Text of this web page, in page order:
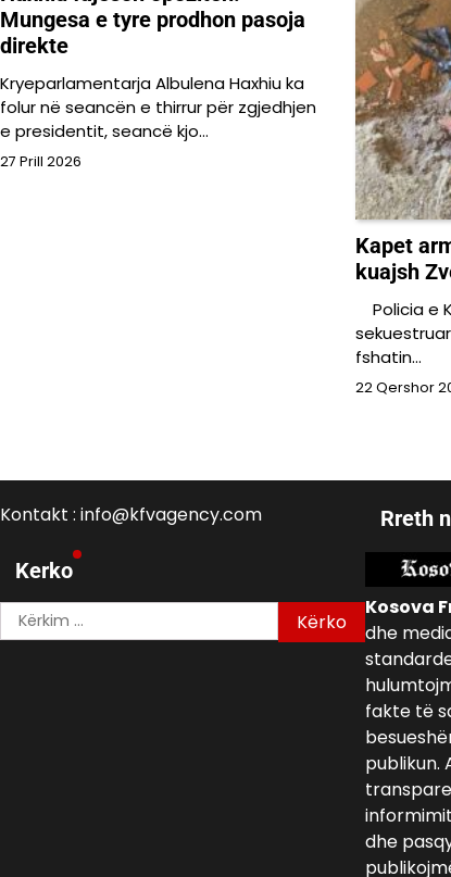
Mungesa e tyre prodhon pasoja
direkte
Kryeparlamentarja Albulena Haxhiu ka
folur në seancën e thirrur për zgjedhjen
e presidentit, seancë kjo…
27 Prill 2026
Kapet
kuajsh
Policia e
fshatin…
22 Qershor
Kontakt : info@kfvagency.com
Kerko
Kërko
për:
Rreth
Kosova
dhe
fakte të
publikun.
dhe